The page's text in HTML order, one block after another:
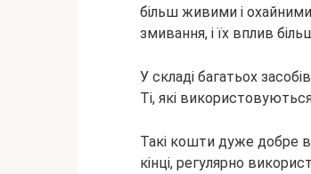
більш живими і
змивання, і їх вплив
У складі багатьох
Ті, які
Такі кошти дуже добре
кінці, регулярно